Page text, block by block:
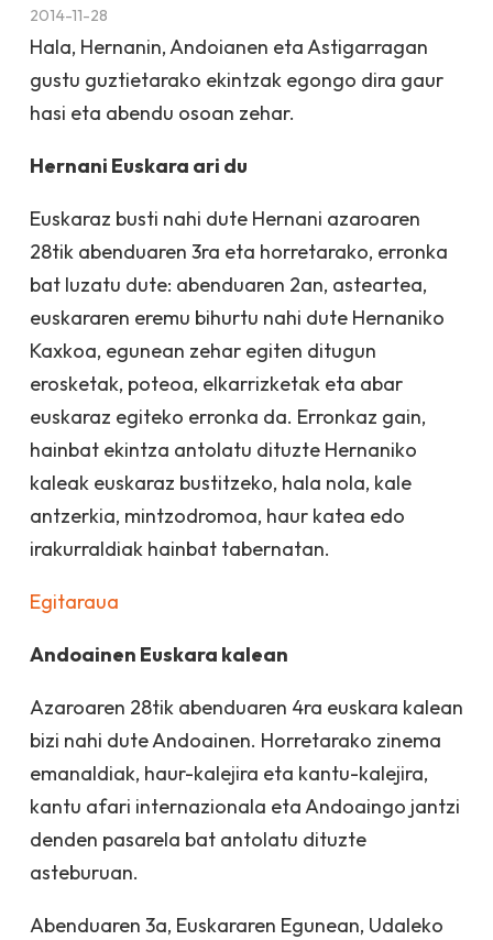
2014-11-28
Hala, Hernanin, Andoianen eta Astigarragan
gustu guztietarako ekintzak egongo dira gaur
hasi eta abendu osoan zehar.
Hernani Euskara ari du
Euskaraz busti nahi dute Hernani azaroaren
28tik abenduaren 3ra eta horretarako, erronka
bat luzatu dute: abenduaren 2an, asteartea,
euskararen eremu bihurtu nahi dute Hernaniko
Kaxkoa, egunean zehar egiten ditugun
erosketak, poteoa, elkarrizketak eta abar
euskaraz egiteko erronka da. Erronkaz gain,
hainbat ekintza antolatu dituzte Hernaniko
kaleak euskaraz bustitzeko, hala nola, kale
antzerkia, mintzodromoa, haur katea edo
irakurraldiak hainbat tabernatan.
Egitaraua
Andoainen Euskara kalean
Azaroaren 28tik abenduaren 4ra euskara kalean
bizi nahi dute Andoainen. Horretarako zinema
emanaldiak, haur-kalejira eta kantu-kalejira,
kantu afari internazionala eta Andoaingo jantzi
denden pasarela bat antolatu dituzte
asteburuan.
Abenduaren 3a, Euskararen Egunean, Udaleko